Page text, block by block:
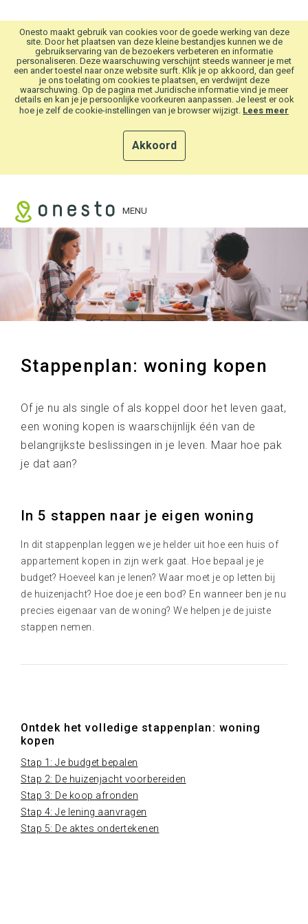
Onesto maakt gebruik van cookies voor de goede werking van deze
site. Door het plaatsen van deze kleine bestandjes kunnen we de
gebruikservaring van de bezoekers verbeteren en informatie
personaliseren. Deze waarschuwing verschijnt steeds wanneer je met
een ander toestel naar onze website surft. Klik je op akkoord, dan geef
je ons toelating om cookies te plaatsen, en verdwijnt deze
waarschuwing. Op de pagina met Juridische informatie vind je meer
details en kan je je persoonlijke voorkeuren aanpassen. Je leest er ook
hoe je zelf de cookie-instellingen van je browser wijzigt. Lees meer
Akkoord
MENU
Stappenplan: woning kopen
Of je nu als single of als koppel door het leven gaat,
een woning kopen is waarschijnlijk één van de
belangrijkste beslissingen in je leven. Maar hoe pak
je dat aan?
In 5 stappen naar je eigen woning
In dit stappenplan leggen we je helder uit hoe een huis of
appartement kopen in zijn werk gaat. Hoe bepaal je je
budget? Hoeveel kan je lenen? Waar moet je op letten bij
de huizenjacht? Hoe doe je een bod? En wanneer ben je nu
precies eigenaar van de woning? We helpen je de juiste
stappen nemen.
Ontdek het volledige stappenplan: woning
kopen
Stap 1: Je budget bepalen
Stap 2: De huizenjacht voorbereiden
Stap 3: De koop afronden
Stap 4: Je lening aanvragen
Stap 5: De aktes ondertekenen